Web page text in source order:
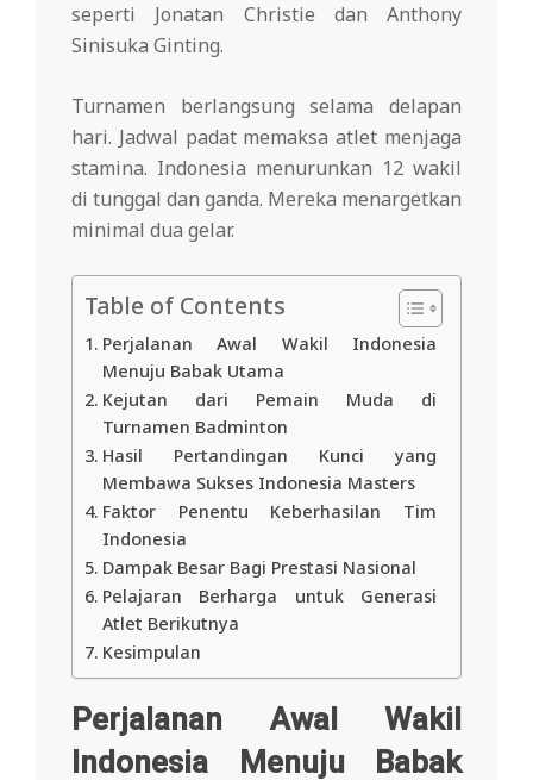
seperti Jonatan Christie dan Anthony
Sinisuka Ginting.
Turnamen berlangsung selama delapan
hari. Jadwal padat memaksa atlet menjaga
stamina. Indonesia menurunkan 12 wakil
di tunggal dan ganda. Mereka menargetkan
minimal dua gelar.
Table of Contents
Perjalanan Awal Wakil Indonesia
Menuju Babak Utama
Kejutan dari Pemain Muda di
Turnamen Badminton
Hasil Pertandingan Kunci yang
Membawa Sukses Indonesia Masters
Faktor Penentu Keberhasilan Tim
Indonesia
Dampak Besar Bagi Prestasi Nasional
Pelajaran Berharga untuk Generasi
Atlet Berikutnya
Kesimpulan
Perjalanan Awal Wakil
Indonesia Menuju Babak